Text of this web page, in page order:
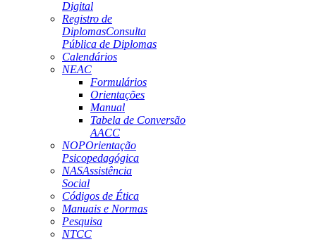
Digital
Registro de
DiplomasConsulta
Pública de Diplomas
Calendários
NEAC
Formulários
Orientações
Manual
Tabela de Conversão
AACC
NOPOrientação
Psicopedagógica
NASAssistência
Social
Códigos de Ética
Manuais e Normas
Pesquisa
NTCC